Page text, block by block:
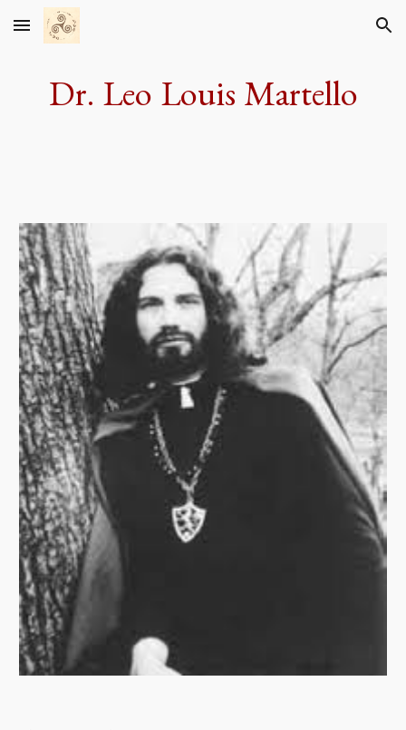
Skip to main content Skip to navigation
Dr. Leo Louis Martello